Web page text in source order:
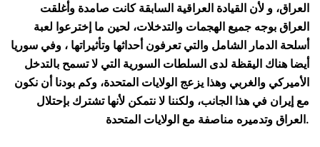
العراق، و لأن القيادة العراقية السابقة كانت صامدة وأغلقت
العراق بوجه جميع الهجمات والتدخلات، لحين ما إخترعوا لعبة
أسلحة الدمار الشامل والتي تعرفون أحداثها وتأثيراتها ، وفي سوريا
أيضا هناك اليقظة لدى السلطات السورية التي لا تسمح بالتدخل
الأميركي والغربي وهذا يزعج الولايات المتحدة، وكم بودنا أن نكون
مع إيران في هذا الجانب، ولكننا لا نتمكن لأنها تشترك بإحتلال
العراق وتدميره مناصفة مع الولايات المتحدة.